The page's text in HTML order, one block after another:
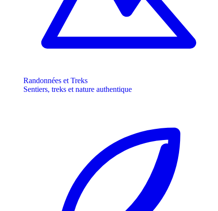
Randonnées et Treks
Sentiers, treks et nature authentique